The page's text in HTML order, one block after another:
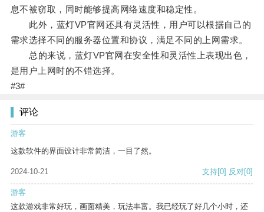
息不被窃取，同时能够提高网络速度和稳定性。
此外，蓝灯VP官网还具有灵活性，用户可以根据自己的
需求选择不同的服务器位置和协议，满足不同的上网需求。
总的来说，蓝灯VP官网在安全性和灵活性上表现出色，
是用户上网时的不错选择。
#3#
评论
游客
这款软件的界面设计非常简洁，一目了然。
2024-10-21 支持[0] 反对[0]
游客
这款游戏非常好玩，画面精美，玩法丰富。我已经玩了好几个小时，还